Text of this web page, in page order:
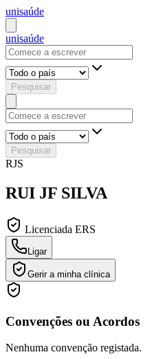
unisaúde
unisaúde
Pesquisar
Pesquisar
RJS
RUI JF SILVA
Licenciada ERS
Ligar
Gerir a minha clínica
Convenções ou Acordos
Nenhuma convenção registada.